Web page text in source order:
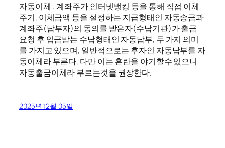
자동이체 : 계좌주가 인터넷뱅킹 등을 통해 직접 이체
주기, 이체금액 등을 설정하는 지급형태인 자동송금과
계좌주(납부자)의 동의를 받은자(수납기관)가 출금
요청 후 입금받는 수납형태인 자동납부, 두 가지 의미
를 가지고 있으며, 일반적으로는 후자인 자동납부를 자
동이체라 부른다, 다만 이는 혼란을 야기할수 있으니
자동출금이체라 부르는것을 권장한다.
2025년 12월 05일